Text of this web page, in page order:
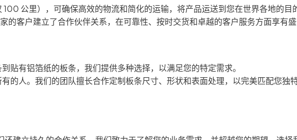
100 公里），可确保高效的物流和简化的运输，将产品运送到您在世界各地的目
的客户建立了合作伙伴关系，在可靠性、按时交货和卓越的客户服务方面享有
贴有铝箔纸的板条，我们提供多种选择，以满足您的特定需求。
的人。我们的团队擅长合作定制板条尺寸、形状和表面处理，以完美匹配您独